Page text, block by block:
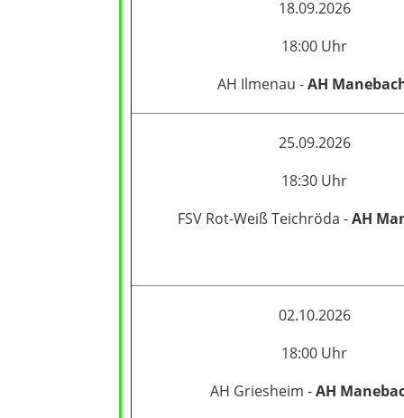
18.09.2026
18:00 Uhr
AH Ilmenau -AH
25.09.2026
18:30 Uhr
FSV Rot-Weiß Teichröda -AH
02.10.2026
18:00 Uhr
AH Griesheim -AH